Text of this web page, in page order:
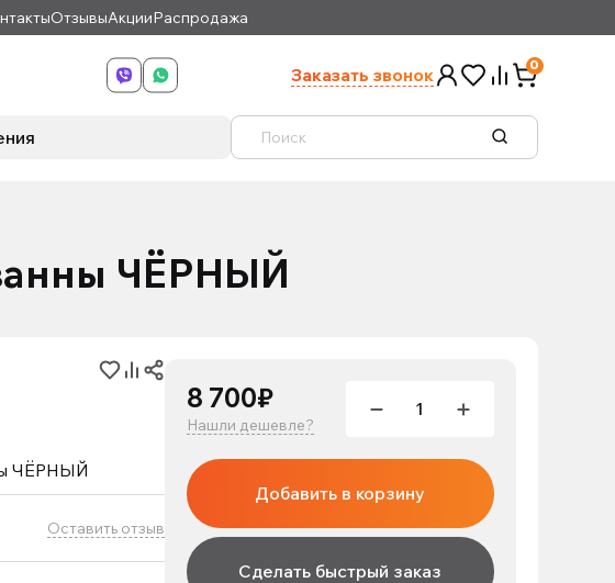
ОтзывыАкцииРаспродажа
Заказать звонок 0
ЧЁРНЫЙ
ЧЁРНЫЙ
Оставить отзыв
8 700₽
Нашли дешевле?
Добавить в корзину
Сделать быстрый заказ